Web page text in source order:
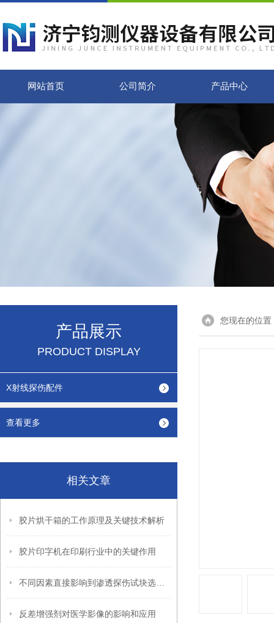
网站首页 公司简介 产品中心
产品展示
PRODUCT DISPLAY
X射线探伤配件
查看更多
相关文章
胶片烘干箱的工作原理及关键技术解析
胶片印字机在印刷行业中的关键作用
反差增强剂对医学影像的影响和应用
您现在的位置